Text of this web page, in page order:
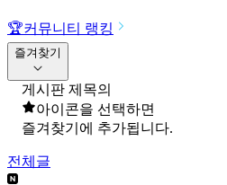
🏆커뮤니티 랭킹
즐겨찾기
게시판 제목의
아이콘을 선택하면
즐겨찾기에 추가됩니다.
전체글